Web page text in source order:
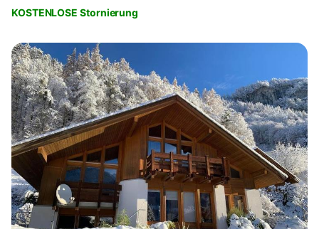
KOSTENLOSE Stornierung